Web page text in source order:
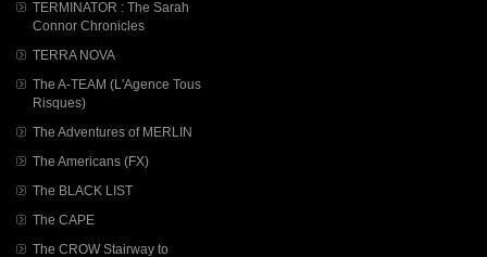
TERMINATOR : The Sarah
Connor Chronicles
TERRA NOVA
The A-TEAM (L'Agence Tous
Risques)
The Adventures of MERLIN
The Americans (FX)
The BLACK LIST
The CAPE
The CROW Stairway to